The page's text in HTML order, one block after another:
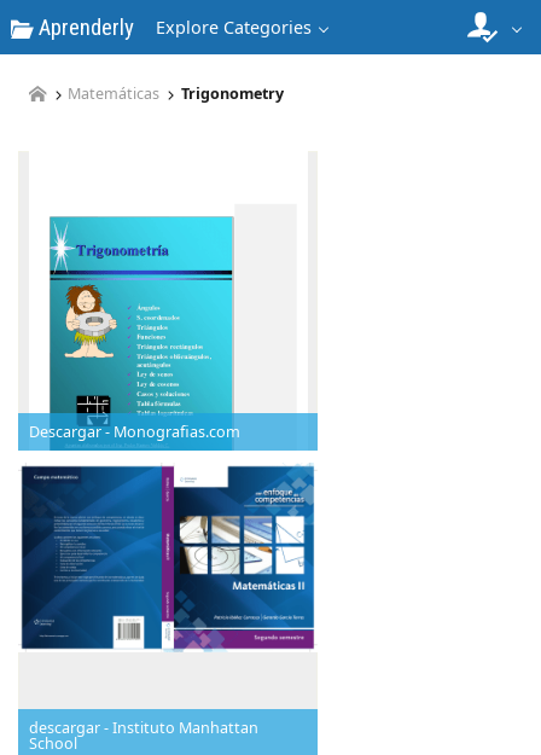
Aprenderly Explore Categories
Matemáticas Trigonometry
Descargar - Monografias.com
descargar - Instituto Manhattan
School